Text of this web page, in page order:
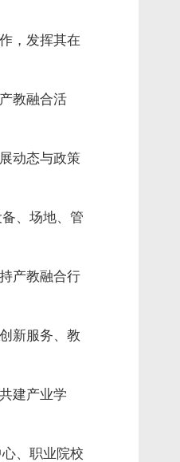
，发挥其在
教融合活
动态与政策
、场地、管
产教融合行
新服务、教
建产业学
、职业院校